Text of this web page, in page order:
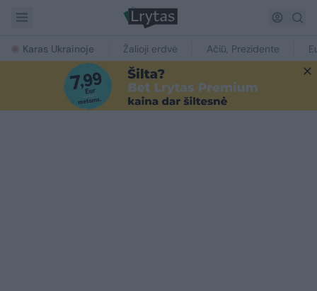
Karas Ukrainoje Žalioji erdvė Ačiū, Prezidente